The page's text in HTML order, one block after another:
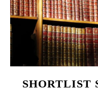
SHORTLIST